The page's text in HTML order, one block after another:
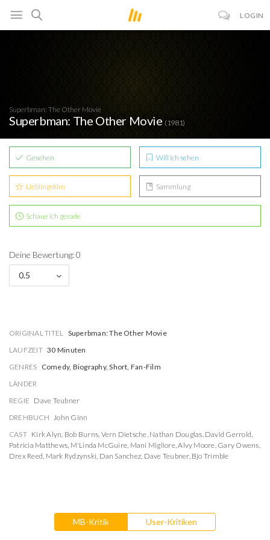
LOGIN
Superbman: The Other Movie
Superbman: The Other Movie (1981)
Gesehen Will ich sehen
Lieblingsfilm Sammlung
Schaue ich gerade
Deine Bewertung: 0
0.5
ORIGINAL TITEL Superbman: The Other Movie
LAUFZEIT 30 Minuten
GENRES Comedy, Biography, Short, Fan-Film
LÄNDER
REGIE Dave Teubner
DREHBUCH John Ginn
CAST Kirk Alyn, Bob Burns, Vern Dietsche, Nathan Douglas, David Gerrold,
Patricia Matthews, M'Linda McGuire, Mani Migliore,Alvy Moore, Gary Owens,
Drex Reed, Mark Rydzynski, Dan Sanchez, Dave Teubner, Bjo Trimble
MB-Kritik User-Kritiken